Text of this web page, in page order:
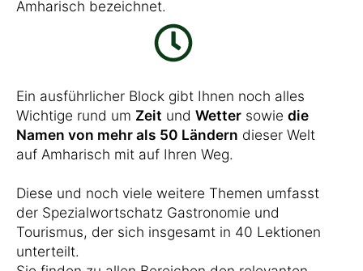
Amharisch bezeichnet.
Ein ausführlicher Block gibt Ihnen noch alles
Wichtige rund um Zeit und Wetter sowie die
Namen von mehr als 50 Ländern dieser Welt
auf Amharisch mit auf Ihren Weg.
Diese und noch viele weitere Themen umfasst
der Spezialwortschatz Gastronomie und
Tourismus, der sich insgesamt in 40 Lektionen
unterteilt.